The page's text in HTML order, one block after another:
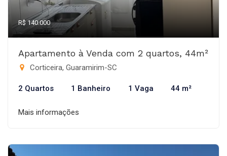
R$ 140.000
Apartamento à Venda com 2 quartos, 44m²
Corticeira, Guaramirim-SC
2 Quartos 1 Banheiro 1 Vaga 44 m²
Mais informações